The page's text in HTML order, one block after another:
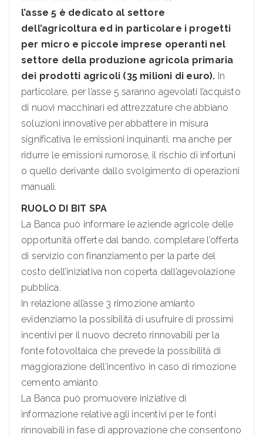
l’asse 5 è dedicato al settore
dell’agricoltura ed in particolare i progetti
per micro e piccole imprese operanti nel
settore della produzione agricola primaria
dei prodotti agricoli (35 milioni di euro). In
particolare, per l’asse 5 saranno agevolati l’acquisto
di nuovi macchinari ed attrezzature che abbiano
soluzioni innovative per abbattere in misura
significativa le emissioni inquinanti, ma anche per
ridurre le emissioni rumorose, il rischio di infortuni
o quello derivante dallo svolgimento di operazioni
manuali.
RUOLO DI BIT SPA
La Banca può informare le aziende agricole delle
opportunità offerte dal bando, completare l’offerta
di servizio con finanziamento per la parte del
costo dell’iniziativa non coperta dall’agevolazione
pubblica.
In relazione all’asse 3 rimozione amianto
evidenziamo la possibilità di usufruire di prossimi
incentivi per il nuovo decreto rinnovabili per la
fonte fotovoltaica che prevede la possibilità di
maggiorazione dell’incentivo in caso di rimozione
cemento amianto.
La Banca può promuovere iniziative di
informazione relative agli incentivi per le fonti
rinnovabili in fase di approvazione che consentono